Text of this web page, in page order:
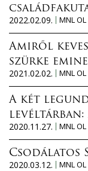
2022.02.09.
MNL OL
Amiről
szürke
2021.02.02.
MNL OL
A két
levéltárban:
2020.11.27.
MNL OL
Csodálatos
2020.03.12.
MNL OL